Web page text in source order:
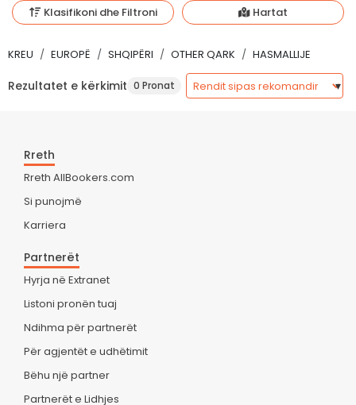
Klasifikoni dhe Filtroni Hartat
KREU EUROPË SHQIPËRI OTHER QARK HASMALLIJE
Rezultatet e kërkimit 0 Pronat
Rreth
Rreth AllBookers.com
Si punojmë
Karriera
Partnerët
Hyrja në Extranet
Listoni pronën tuaj
Ndihma për partnerët
Për agjentët e udhëtimit
Bëhu një partner
Partnerët e Lidhjes